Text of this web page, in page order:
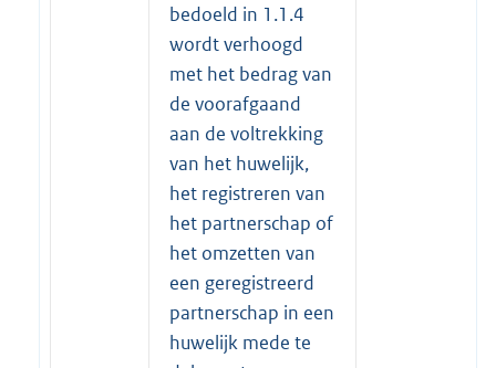
bedoeld in 1.1.4
wordt verhoogd
met het bedrag van
de voorafgaand
aan de voltrekking
van het huwelijk,
het registreren van
het partnerschap of
het omzetten van
een geregistreerd
partnerschap in een
huwelijk mede te